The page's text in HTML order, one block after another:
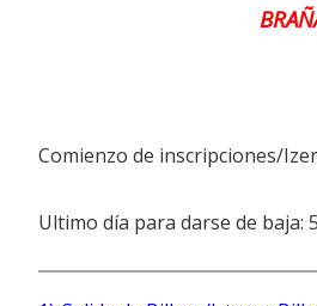
Comienzo de inscripciones/
Ultimo día para darse de baja: